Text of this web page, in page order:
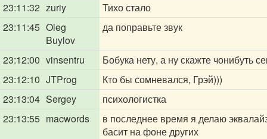
23:11:32 zuriy
Тихо стало
23:11:45 Oleg
Buylov
да поправьте звук
23:12:00 vinsentru
Бобука нету, а ну скажте чонибуть
23:12:10 JTProg
Кто бы сомневался, Грэй)))
23:13:04 Sergey
психологистка
23:13:55 macwords
в последнее время я делаю
басит на фоне других